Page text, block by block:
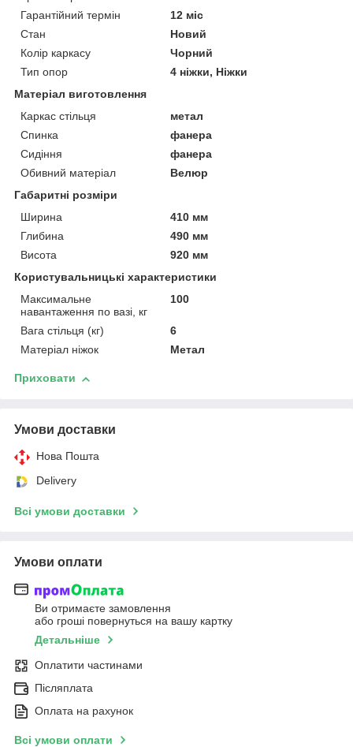
Гарантійний термін
12 міс
Стан
Новий
Колір каркасу
Чорний
Тип опор
4 ніжки, Ніжки
Матеріал виготовлення
Каркас стільця
метал
Спинка
фанера
Сидіння
фанера
Обивний матеріал
Велюр
Габаритні розміри
Ширина
410 мм
Глибина
490 мм
Висота
920 мм
Користувальницькі характеристики
Максимальне
навантаження по вазі, кг
100
Вага стільця (кг)
6
Матеріал ніжок
Метал
Приховати
Умови доставки
Нова Пошта
Delivery
Всі умови доставки
Умови оплати
Ви отримаєте замовлення
або гроші повернуться на вашу картку
Детальніше
Оплатити частинами
Післяплата
Оплата на рахунок
Всі умови оплати